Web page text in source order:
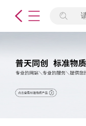
标准物质
产品专项